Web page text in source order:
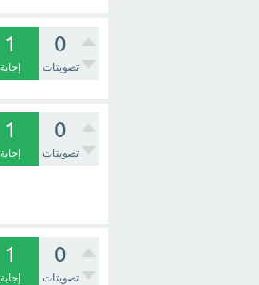
0
تصويتات
1
إجابة
0
تصويتات
1
إجابة
0
تصويتات
1
إجابة